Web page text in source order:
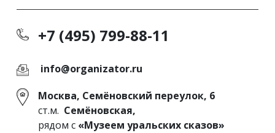
+7 (495) 799-88-11
info@organizator.ru
Москва, Семёновский переулок, 6
ст.м. Семёновская,
рядом с «Музеем уральских сказов»